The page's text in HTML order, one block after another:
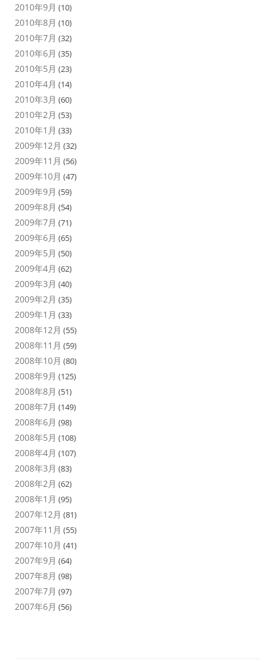
2010年9月 (10)
2010年8月 (10)
2010年7月 (32)
2010年6月 (35)
2010年5月 (23)
2010年4月 (14)
2010年3月 (60)
2010年2月 (53)
2010年1月 (33)
2009年12月 (32)
2009年11月 (56)
2009年10月 (47)
2009年9月 (59)
2009年8月 (54)
2009年7月 (71)
2009年6月 (65)
2009年5月 (50)
2009年4月 (62)
2009年3月 (40)
2009年2月 (35)
2009年1月 (33)
2008年12月 (55)
2008年11月 (59)
2008年10月 (80)
2008年9月 (125)
2008年8月 (51)
2008年7月 (149)
2008年6月 (98)
2008年5月 (108)
2008年4月 (107)
2008年3月 (83)
2008年2月 (62)
2008年1月 (95)
2007年12月 (81)
2007年11月 (55)
2007年10月 (41)
2007年9月 (64)
2007年8月 (98)
2007年7月 (97)
2007年6月 (56)